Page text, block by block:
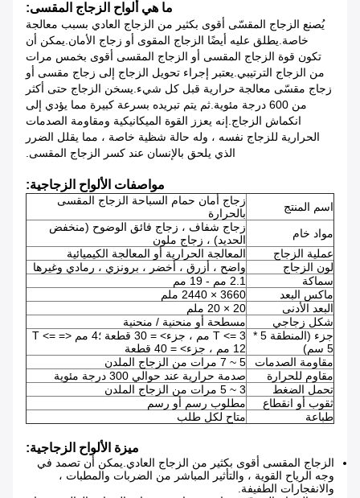
ما هي ألواح الزجاج المقسى:
يُصنع الزجاج المقسّى أقوى بكثير من الزجاج العادي بسبب معالجة
خاصة.يطلق عليه أيضًا الزجاج المقوى أو زجاج الأمان.يمكن أن
تكون قوة الزجاج المقسى أو الزجاج المقسى أقوى بخمس مرات
من الزجاج الترتيبي.يعتبر إجراء تحويل الزجاج إلى زجاج مقسى أو
زجاج مقسّى معالجة حرارية قبل كل شيء.يسخن الزجاج حتى أكثر
من 600 درجة مئوية.ثم يتم تبريده بسرعة كبيرة مما يؤدي إلى
انكماش الزجاج.إنه يعزز القوة الميكانيكية ومقاومة الصدمات
الحرارية للزجاج نفسه ، وله حالة شظية خاصة ، مما يقلل الضرر
الذي يلحق بالإنسان عند كسر الزجاج المقسى.
مواصفات الألواح الزجاجية:
اسم المنتج
زجاج أمان حمام السباحة الزجاج المقسى
بالحرارة
مواد خام
زجاج شفاف ، زجاج فائق الوضوح (منخفض
الحديد) ، زجاج ملون
عملية الزجاج
المعالجة الحرارية أو المعالجة الكيميائية
لون الزجاج
واضح ، أزرق ، أخضر ، برونزي ، رمادي وغيرها
سماكة
2.1 مم - 19 مم
ماكس البعد
3660 × 2440 ملم
البعد الأدنى
20 × 20 ملم
شكل زجاجي
مسطحة أو منحنية / منحنية
جزء (المنطقة 5 *
5 سم)
T <= 3 مم ، جزء> = 30 قطعة ؛4 مم <= T <=
12 مم ، جزء> = 40 قطعة
مقاومة الصدمات
5 ~ 7 مرات من الزجاج الملدن
مقاوم للحرارة
صدمة حرارية عند حوالي 300 درجة مئوية
تحمل الضغط
3 ~ 5 مرات من الزجاج الملدن
ثقوب أو انقطاع
مطلوب رسم أو رسم
طباعة
متاح لكل طلب
ميزة الألواح الزجاجية:
الزجاج المقسى أقوى بكثير من الزجاج العادي.يمكن أن تصمد في
وجه الرياح القوية ، والتأثير المباشر من الضربات والمطبات ،
والانفجارات الطفيفة.